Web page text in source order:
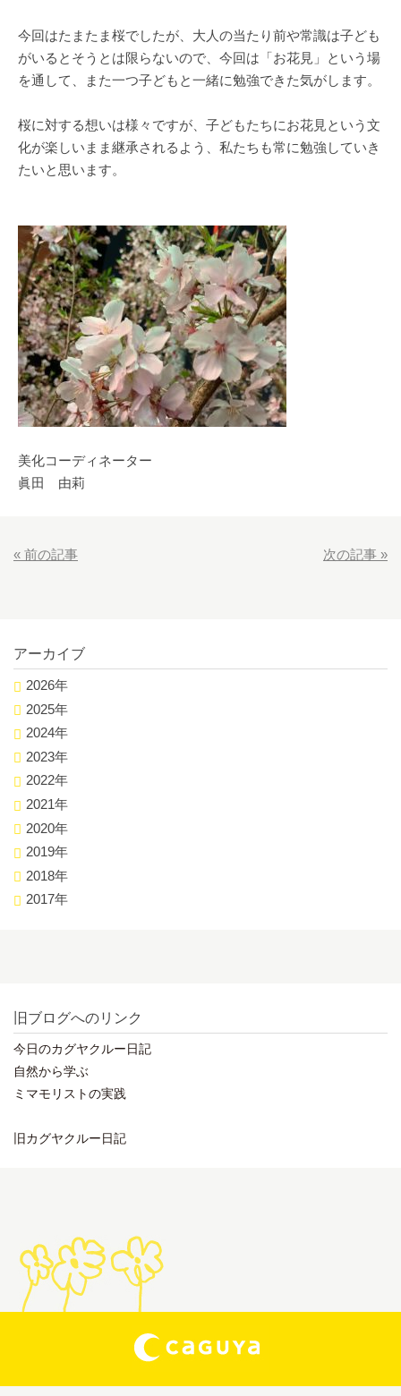
今回はたまたま桜でしたが、大人の当たり前や常識は子ども
がいるとそうとは限らないので、今回は「お花見」という場
を通して、また一つ子どもと一緒に勉強できた気がします。
桜に対する想いは様々ですが、子どもたちにお花見という文
化が楽しいまま継承されるよう、私たちも常に勉強していき
たいと思います。
美化コーディネーター
眞田 由莉
« 前の記事 次の記事 »
アーカイブ
2026年
2025年
2024年
2023年
2022年
2021年
2020年
2019年
2018年
2017年
旧ブログへのリンク
今日のカグヤクルー日記
自然から学ぶ
ミマモリストの実践
旧カグヤクルー日記